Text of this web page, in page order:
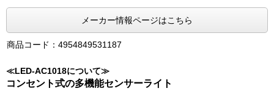
メーカー情報ページはこちら
商品コード：4954849531187
≪LED-AC1018について≫
コンセント式の多機能センサーライト